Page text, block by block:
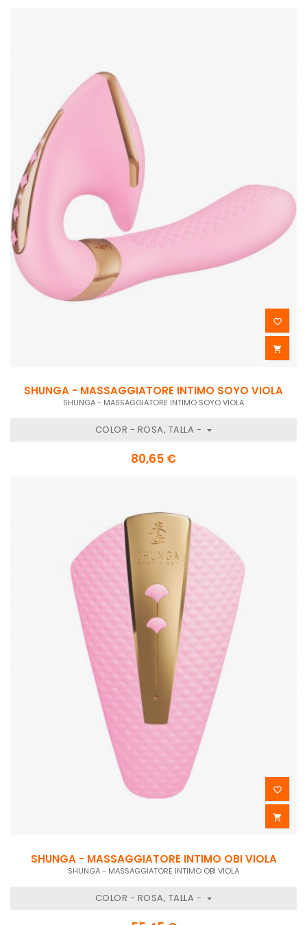


SHUNGA - MASSAGGIATORE INTIMO SOYO VIOLA
SHUNGA - MASSAGGIATORE INTIMO SOYO VIOLA
COLOR - ROSA, TALLA -
80,65 €


SHUNGA - MASSAGGIATORE INTIMO OBI VIOLA
SHUNGA - MASSAGGIATORE INTIMO OBI VIOLA
COLOR - ROSA, TALLA -